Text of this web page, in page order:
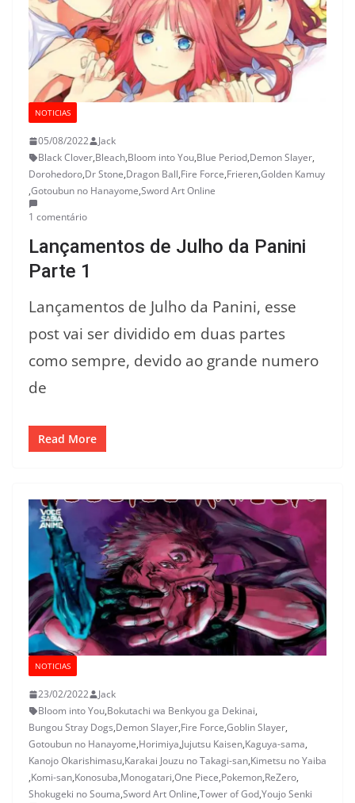
NOTICIAS
05/08/2022
Jack
Black Clover,Bleach,Bloom into You,Blue Period,Demon Slayer,
Dorohedoro,Dr Stone,Dragon Ball,Fire Force,Frieren,Golden Kamuy
,Gotoubun no Hanayome,Sword Art Online
1 comentário
Lançamentos de Julho da Panini
Parte 1
Lançamentos de Julho da Panini, esse
post vai ser dividido em duas partes
como sempre, devido ao grande numero
de
Read More
NOTICIAS
23/02/2022
Jack
Bloom into You,Bokutachi wa Benkyou ga Dekinai,
Bungou Stray Dogs,Demon Slayer,Fire Force,Goblin Slayer,
Gotoubun no Hanayome,Horimiya,Jujutsu Kaisen,Kaguya-sama,
Kanojo Okarishimasu,Karakai Jouzu no Takagi-san,Kimetsu no Yaiba
,Komi-san,Konosuba,Monogatari,One Piece,Pokemon,ReZero,
Shokugeki no Souma,Sword Art Online,Tower of God,Youjo Senki